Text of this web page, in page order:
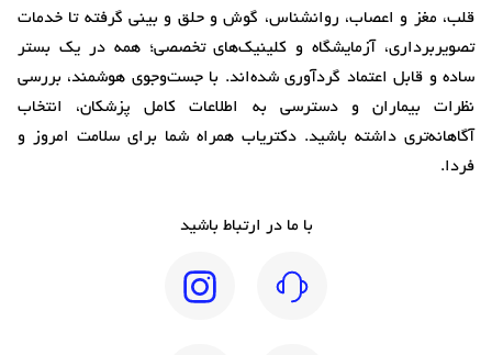
قلب، مغز و اعصاب، روانشناس، گوش و حلق و بینی گرفته تا خدمات
تصویربرداری، آزمایشگاه و کلینیک‌های تخصصی؛ همه در یک بستر
ساده و قابل اعتماد گردآوری شده‌اند. با جست‌وجوی هوشمند، بررسی
نظرات بیماران و دسترسی به اطلاعات کامل پزشکان، انتخاب
آگاهانه‌تری داشته باشید. دکتریاب همراه شما برای سلامت امروز و
فردا.
با ما در ارتباط باشید